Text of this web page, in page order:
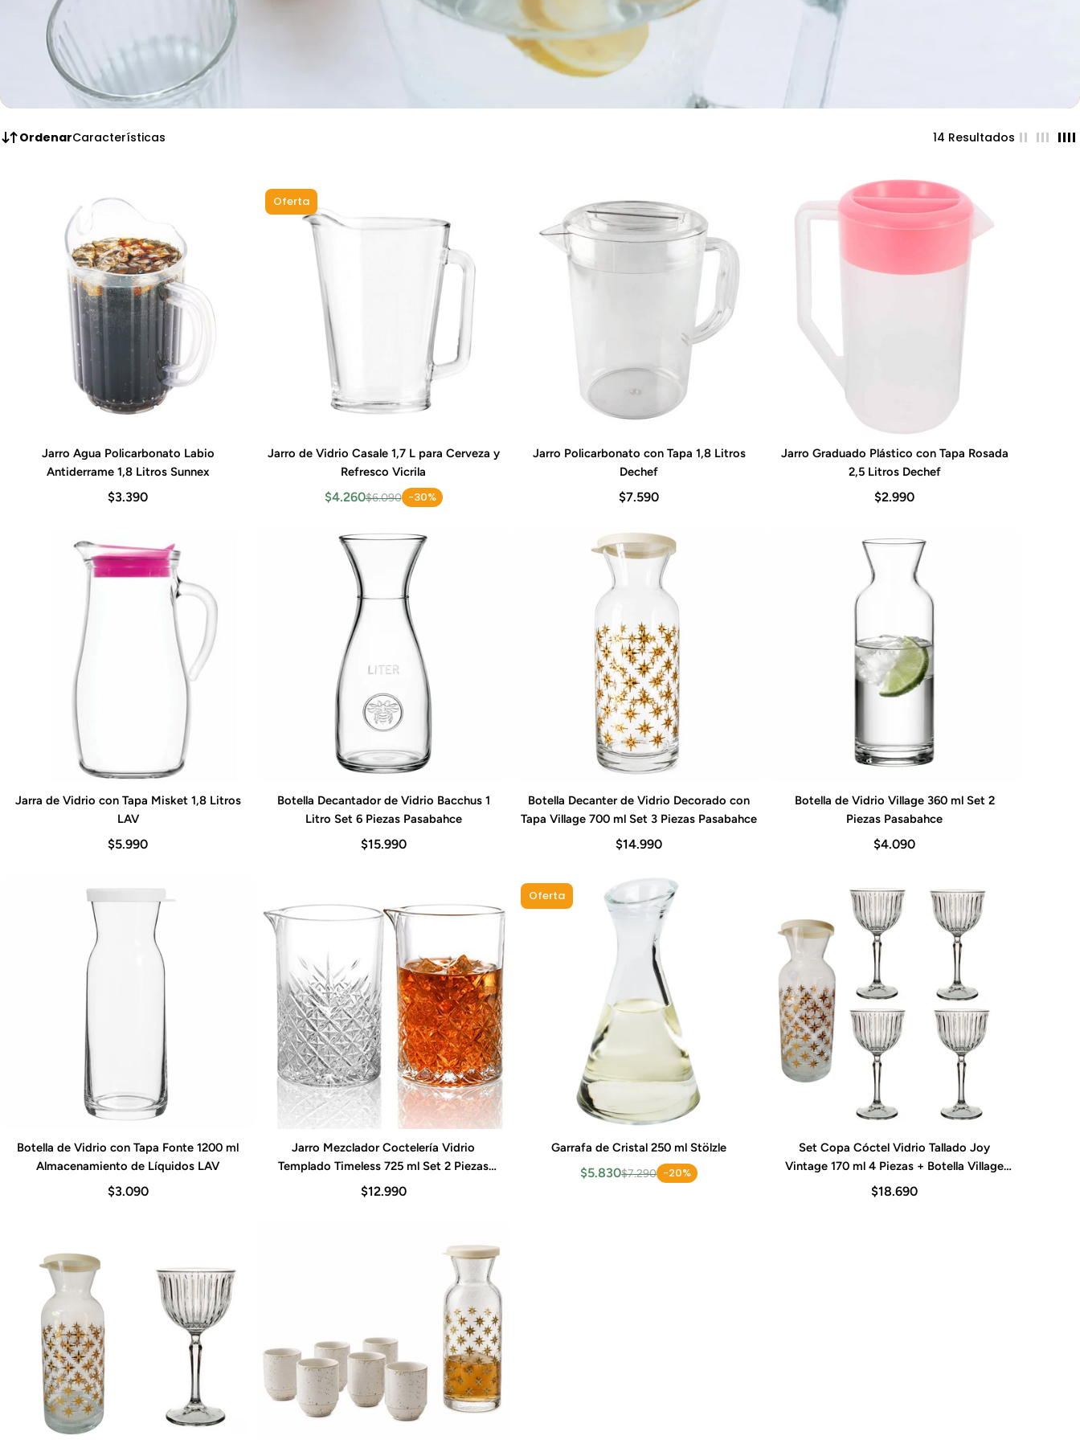
OrdenarCaracterísticas 14 Resultados
Agregar al carrito
Jarro Agua Policarbonato Labio
Antiderrame 1,8 Litros Sunnex
$3.390
Agregar al carrito
Oferta
Jarro de Vidrio Casale 1,7 L para Cerveza y
Refresco Vicrila
$4.260$6.090 -30%
Agregar al carrito
Jarro Policarbonato con Tapa 1,8 Litros
Dechef
$7.590
Agregar al carrito
Jarro Graduado Plástico con Tapa Rosada
2,5 Litros Dechef
$2.990
Agregar al carrito
Jarra de Vidrio con Tapa Misket 1,8 Litros
LAV
$5.990
Agregar al carrito
Botella Decantador de Vidrio Bacchus 1
Litro Set 6 Piezas Pasabahce
$15.990
Agregar al carrito
Botella Decanter de Vidrio Decorado con
Tapa Village 700 ml Set 3 Piezas Pasabahce
$14.990
Agregar al carrito
Botella de Vidrio Village 360 ml Set 2
Piezas Pasabahce
$4.090
Agregar al carrito
Botella de Vidrio con Tapa Fonte 1200 ml
Almacenamiento de Líquidos LAV
$3.090
Agregar al carrito
Jarro Mezclador Coctelería Vidrio
Templado Timeless 725 ml Set 2 Piezas
Pasabahce
$12.990
Agregar al carrito
Oferta
Garrafa de Cristal 250 ml Stölzle
$5.830$7.290 -20%
Agregar al carrito
Set Copa Cóctel Vidrio Tallado Joy
Vintage 170 ml 4 Piezas + Botella Village
Golden Pasabahce
$18.690